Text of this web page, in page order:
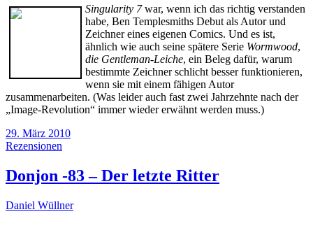
Singularity 7war, wenn ich das richtig verstanden
habe, Ben Templesmiths Debut als Autor und
Zeichner eines eigenen Comics. Und es ist,
ähnlich wie auch seine spätere Serie Wormwood,
die Gentleman-Leiche, ein Beleg dafür, warum
bestimmte Zeichner schlicht besser funktionieren,
wenn sie mit einem fähigen Autor
zusammenarbeiten. (Was leider auch fast zwei Jahrzehnte nach der
„Image-Revolution“ immer wieder erwähnt werden muss.)
29. März 2010
Rezensionen
Donjon -83 – Der letzte Ritter
Daniel Wüllner